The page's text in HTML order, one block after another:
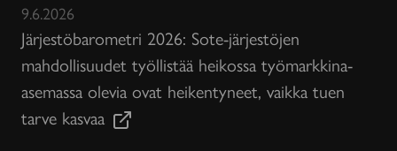
9.6.2026
Järjestöbarometri 2026: Sote-järjestöjen
mahdollisuudet työllistää heikossa työmarkkina-
asemassa olevia ovat heikentyneet, vaikka tuen
tarve kasvaa